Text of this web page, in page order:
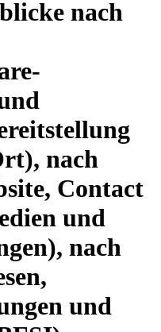
nach
nach
Contact
und
nach
und